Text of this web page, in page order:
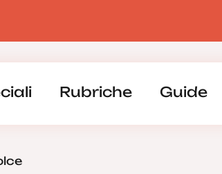
Rubriche Guide